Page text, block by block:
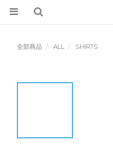
全部商品 ALL SHIRTS